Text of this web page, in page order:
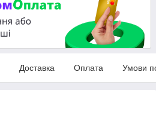
Доставка Оплата Умови